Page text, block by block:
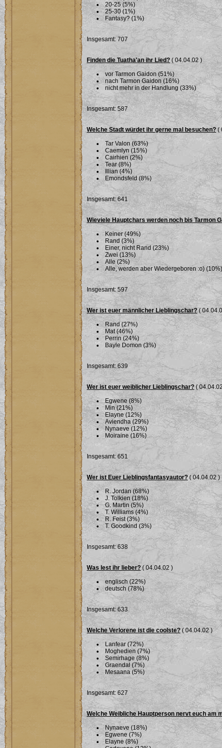
20-25 (5%)
25-30 (1%)
Fantasy? (1%)
Insgesamt: 707
Finden die Tuatha'an ihr Lied? ( 04.04.02 )
vor Tarmon Gaidon (51%)
nach Tarmon Gaidon (16%)
nicht mehr in der Handlung (33%)
Insgesamt: 587
Welche Stadt würdet ihr gerne mal besuchen? (
Tar Valon (63%)
Caemlyn (15%)
Cairhien (2%)
Tear (8%)
Illian (4%)
Emondsfeld (8%)
Insgesamt: 641
Wieviele Hauptchars werden noch bis Tarmon
Keiner (49%)
Rand (3%)
Einer, nicht Rand (23%)
Zwei (13%)
Alle (2%)
Alle, werden aber Wiedergeboren :o) (10%)
Insgesamt: 597
Wer ist euer männlicher Lieblingschar?(
Rand (27%)
Mat (46%)
Perrin (24%)
Bayle Domon (3%)
Insgesamt: 639
Wer ist euer weiblicher Lieblingschar?(
Egwene (8%)
Min (21%)
Elayne (12%)
Aviendha (29%)
Nynaeve (12%)
Moiraine (16%)
Insgesamt: 651
Wer ist Euer Lieblingsfantasyautor? ( 04.04.02 )
R. Jordan (68%)
J. Tolkien (18%)
G. Martin (5%)
T. Williams (4%)
R. Feist (3%)
T. Goodkind (3%)
Insgesamt: 638
Was lest ihr lieber?( 04.04.02 )
englisch (22%)
deutsch (78%)
Insgesamt: 633
Welche Verlorene ist die coolste?( 04.04.02 )
Lanfear (72%)
Moghedien (7%)
Semirhage (8%)
Graendal (7%)
Mesaana (5%)
Insgesamt: 627
Welche Weibliche Hauptperson nervt euch am
Nynaeve (18%)
Egwene (7%)
Elayne (8%)